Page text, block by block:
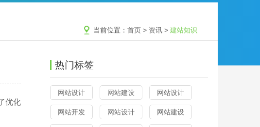
当前位置：首页 > 资讯 >建站知识
优化
热门标签
网站设计 网站建设 网站设计
网站开发 网站设计 网站建设